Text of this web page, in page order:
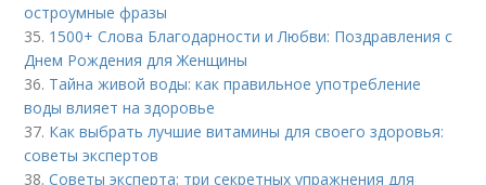
остроумные фразы
35. 1500+ Слова Благодарности и Любви: Поздравления с
Днем Рождения для Женщины
36. Тайна живой воды: как правильное употребление
воды влияет на здоровье
37. Как выбрать лучшие витамины для своего здоровья:
советы экспертов
38.Советы эксперта: три секретных упражнения для